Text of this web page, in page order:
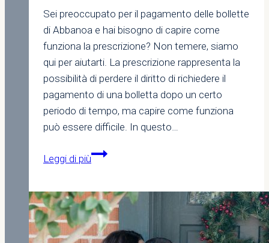
Sei preoccupato per il pagamento delle bollette
di Abbanoa e hai bisogno di capire come
funziona la prescrizione? Non temere, siamo
qui per aiutarti. La prescrizione rappresenta la
possibilità di perdere il diritto di richiedere il
pagamento di una bolletta dopo un certo
periodo di tempo, ma capire come funziona
può essere difficile. In questo…
Leggi di piùCome
prescrizione
delle
bollette